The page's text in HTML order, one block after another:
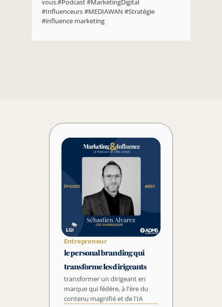
vous.#Podcast #MarketingDigital
#Influenceurs #MEDIAWAN #Stratégie
#influence marketing
Entrepreneur
le personal branding qui
transforme les dirigeants
transformer un dirigeant en
marque qui fédère, à l'ère du
contenu magnifié et de l'IA